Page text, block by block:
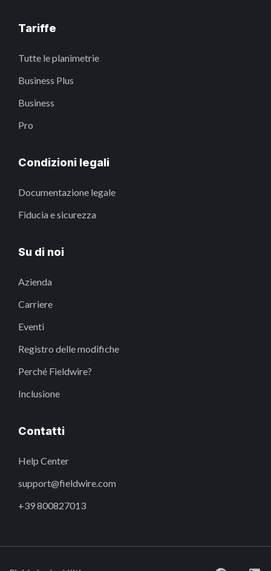
Tariffe
Tutte le planimetrie
Business Plus
Business
Pro
Condizioni legali
Documentazione legale
Fiducia e sicurezza
Su di noi
Azienda
Carriere
Eventi
Registro delle modifiche
Perché Fieldwire?
Inclusione
Contatti
Help Center
support@fieldwire.com
+39 800827013